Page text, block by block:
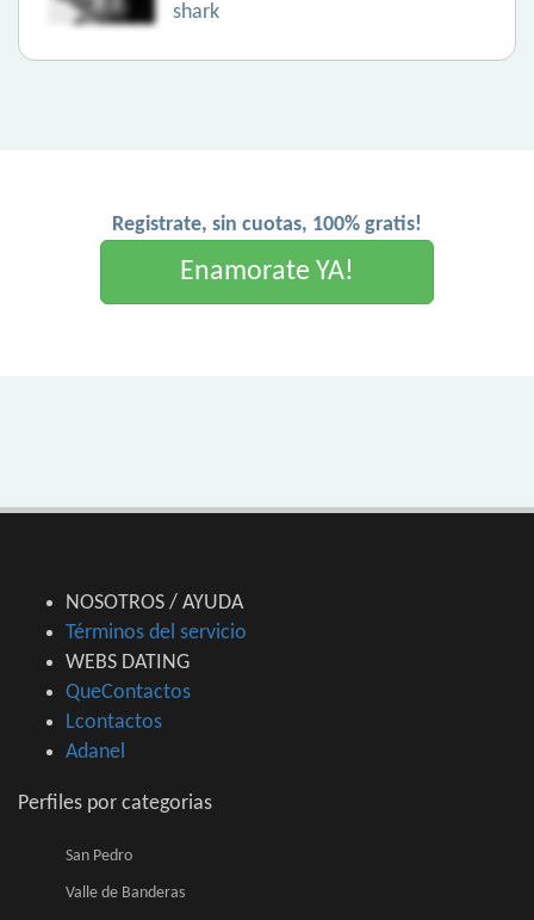
shark
Registrate, sin cuotas, 100% gratis!
Enamorate YA!
NOSOTROS / AYUDA
Términos del servicio
WEBS DATING
QueContactos
Lcontactos
Adanel
Perfiles por categorias
San Pedro
Valle de Banderas